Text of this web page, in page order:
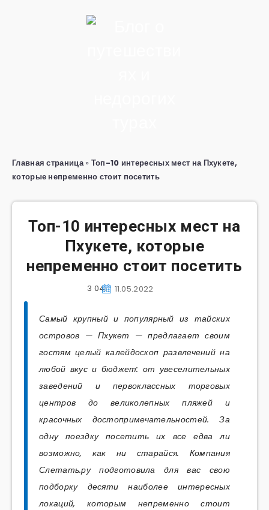
Главная страница» Топ-10 интересных мест на Пхукете,
которые непременно стоит посетить
Топ-10 интересных мест на
Пхукете, которые
непременно стоит посетить
11.05.2022
3 041
Самый крупный и популярный из тайских
островов — Пхукет — предлагает своим
гостям целый калейдоскоп развлечений на
любой вкус и бюджет: от увеселительных
заведений и первоклассных торговых
центров до великолепных пляжей и
красочных достопримечательностей. За
одну поездку посетить их все едва ли
возможно, как ни старайся. Компания
Слетать.ру подготовила для вас свою
подборку десяти наиболее интересных
локаций, которым непременно стоит